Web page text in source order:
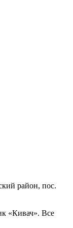
район, пос.
«Кивач». Все